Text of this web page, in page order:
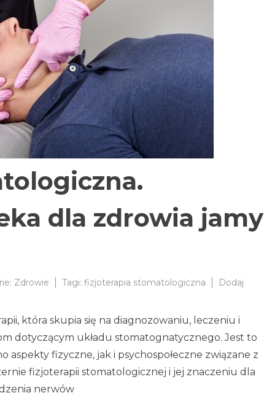
dla zdrowia jamy
Zdrowie Tagi: fizjoterapia stomatologiczna
Dodaj
która skupia się na diagnozowaniu, leczeniu i
dotyczącym układu stomatognatycznego. Jest to
fizyczne, jak i psychospołeczne związane z
fizjoterapii stomatologicznej i jej znaczeniu dla
nerwów